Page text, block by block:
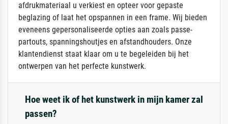
afdrukmateriaal u verkiest en opteer voor gepaste
beglazing of laat het opspannen in een frame. Wij bieden
eveneens gepersonaliseerde opties aan zoals passe-
partouts, spanningshoutjes en afstandhouders. Onze
klantendienst staat klaar om u te begeleiden bij het
ontwerpen van het perfecte kunstwerk.
Hoe weet ik of het kunstwerk in mijn kamer zal
passen?